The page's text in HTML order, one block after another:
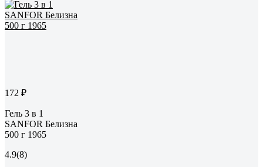
172 ₽
Гель 3 в 1
SANFOR Белизна
500 г 1965
4.9(8)